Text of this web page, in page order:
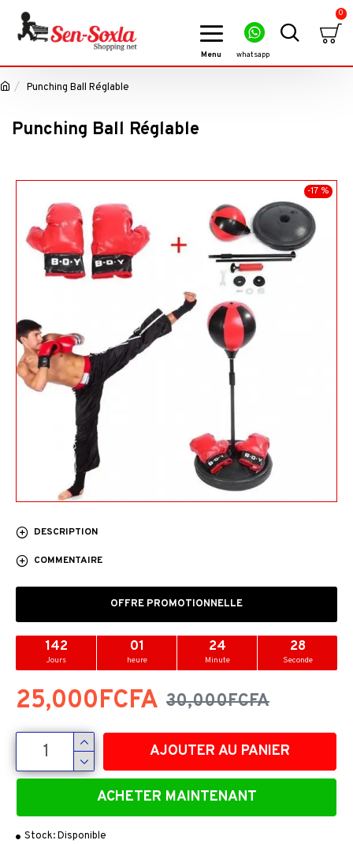
0
Punching Ball Réglable
Punching Ball Réglable
-17 %
DESCRIPTION
COMMENTAIRE
Stock:Disponible
OFFRE PROMOTIONNELLE
142
Jours
01
heure
24
Minute
27
Seconde
25,000FCFA 30,000FCFA
AJOUTER AU PANIER
ACHETER MAINTENANT